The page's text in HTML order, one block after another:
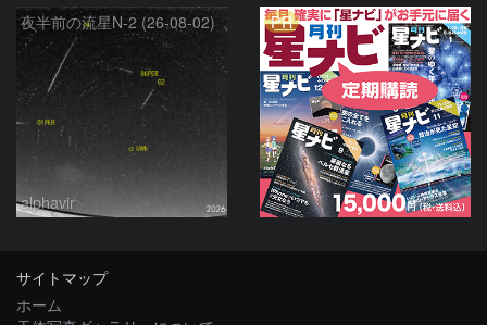
夜半前の流星N-2 (26-08-02)
alphavir
PR
サイトマップ
ホーム